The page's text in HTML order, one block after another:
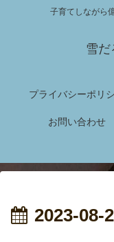
子育てしながら
雪だ
プライバシーポリ
お問い合わせ
2023-08-